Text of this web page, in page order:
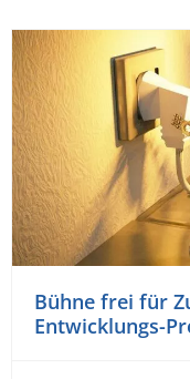
Bühne frei für
Entwicklungs-